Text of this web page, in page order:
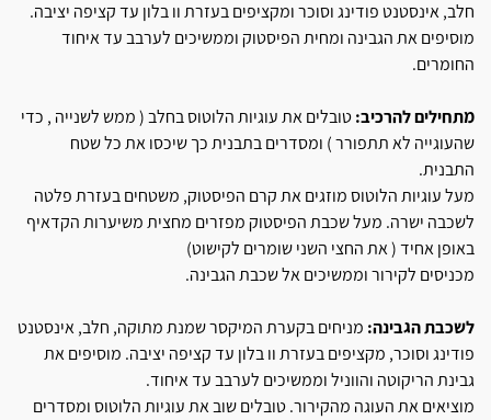
חלב, אינסטנט פודינג וסוכר ומקציפים בעזרת וו בלון עד קציפה יציבה.
מוסיפים את הגבינה ומחית הפיסטוק וממשיכים לערבב עד איחוד
החומרים.
מתחילים להרכיב: טובלים את עוגיות הלוטוס בחלב ( ממש לשנייה , כדי
שהעוגייה לא תתפורר ) ומסדרים בתבנית כך שיכסו את כל שטח
התבנית.
מעל עוגיות הלוטוס מוזגים את קרם הפיסטוק, משטחים בעזרת פלטה
לשכבה ישרה. מעל שכבת הפיסטוק מפזרים מחצית משיערות הקדאיף
באופן אחיד ( את החצי השני שומרים לקישוט)
מכניסים לקירור וממשיכים אל שכבת הגבינה.
לשכבת הגבינה: מניחים בקערת המיקסר שמנת מתוקה, חלב, אינסטנט
פודינג וסוכר, מקציפים בעזרת וו בלון עד קציפה יציבה. מוסיפים את
גבינת הריקוטה והווניל וממשיכים לערבב עד איחוד.
מוציאים את העוגה מהקירור. טובלים שוב את עוגיות הלוטוס ומסדרים